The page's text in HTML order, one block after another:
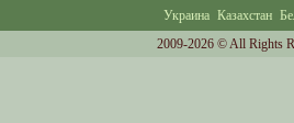
Украина Казахстан
2009-2026 © All Rights